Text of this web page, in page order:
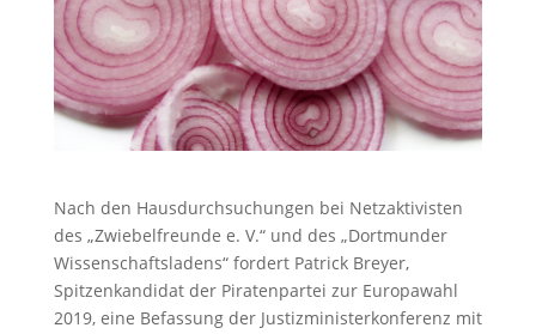
Nach den Hausdurchsuchungen bei Netzaktivisten
des „Zwiebelfreunde e. V.“ und des „Dortmunder
Wissenschaftsladens“ fordert Patrick Breyer,
Spitzenkandidat der Piratenpartei zur Europawahl
2019, eine Befassung der Justizministerkonferenz mit